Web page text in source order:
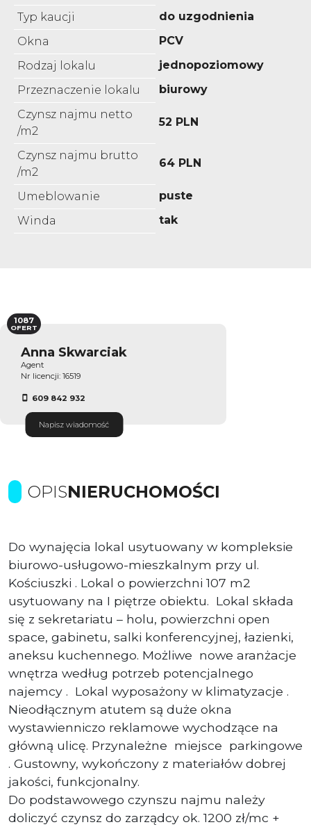
Typ kaucji
do uzgodnienia
Okna
PCV
Rodzaj lokalu
jednopoziomowy
Przeznaczenie lokalu
biurowy
Czynsz najmu netto
/m2
52 PLN
Czynsz najmu brutto
/m2
64 PLN
Umeblowanie
puste
Winda
tak
Anna Skwarciak
Agent
Nr licencji: 16519
609 842 932
Napisz wiadomość
1087
OFERT
OPISNIERUCHOMOŚCI
Do wynajęcia lokal usytuowany w kompleksie
biurowo-usługowo-mieszkalnym przy ul.
Kościuszki . Lokal o powierzchni 107 m2
usytuowany na I piętrze obiektu. Lokal składa
się z sekretariatu – holu, powierzchni open
space, gabinetu, salki konferencyjnej, łazienki,
aneksu kuchennego. Możliwe nowe aranżacje
wnętrza według potrzeb potencjalnego
najemcy . Lokal wyposażony w klimatyzacje .
Nieodłącznym atutem są duże okna
wystawienniczo reklamowe wychodzące na
główną ulicę. Przynależne miejsce parkingowe
. Gustowny, wykończony z materiałów dobrej
jakości, funkcjonalny.
Do podstawowego czynszu najmu należy
doliczyć czynsz do zarządcy ok. 1200 zł/mc +